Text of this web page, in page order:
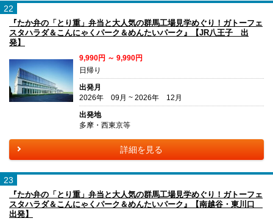
22
『たか弁の「とり重」弁当と大人気の群馬工場見学めぐり！ガトーフェ
スタハラダ＆こんにゃくパーク＆めんたいパーク』【JR八王子 出
発】
9,990円 ～ 9,990円
日帰り
出発月
2026年 09月 ~ 2026年 12月
出発地
多摩・西東京等
詳細を見る
23
『たか弁の「とり重」弁当と大人気の群馬工場見学めぐり！ガトーフェ
スタハラダ＆こんにゃくパーク＆めんたいパーク』【南越谷・東川口
出発】